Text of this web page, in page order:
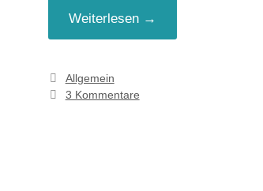
Weiterlesen →
Kategorien
Allgemein
3 Kommentare